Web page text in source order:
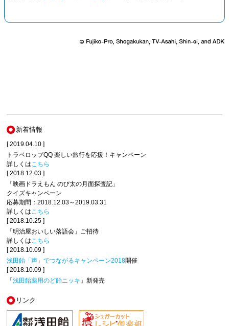
新着情報
[ 2019.04.10 ]
トラベロップQQ 楽しい旅行を応援！キャンペーン
詳しくは こちら
[ 2018.12.03 ]
「映画ドラえもん のび太の月面探査記」
クイズキャンペーン
応募期間：2018.12.03～2019.03.31
詳しくは こちら
[ 2018.10.25 ]
「明治屋おいしい落語会」ご招待
詳しくは こちら
[ 2018.10.09 ]
浅田飴「声」でつながるキャンペーン2018開催
[ 2018.10.09 ]
「浅田飴薬用のど飴ニッキ 」新発売
リンク